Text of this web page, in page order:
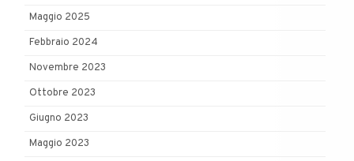
Maggio 2025
Febbraio 2024
Novembre 2023
Ottobre 2023
Giugno 2023
Maggio 2023